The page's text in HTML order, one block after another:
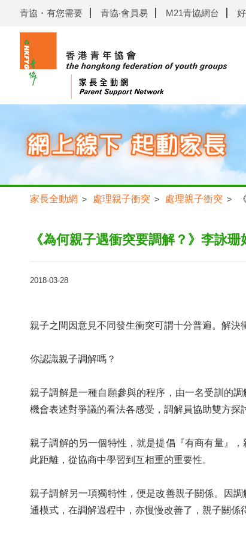
青協・有您需要 青協‧會員易 M21青協網台
家長全動網 > 處理親子衝突 > 處理親子衝突 >
《為何親子遇衝突要調解？》李詠珊
2018-03-28
親子之間因意見不同發生衝突可謂十分普遍。解決
你認識親子調解嗎？
親子調解是一種自願參與的程序，由一名受訓的
機會表述對爭議的看法各感受，調解員協助雙方探
親子調解的另一個特性，就是提倡『有商有量』
此距離，從協商中學習到互相重的重要性。
親子調解另一項獨特性，便是改善親子關係。因
通模式，在調解過程中，亦慢慢改善了，親子關係